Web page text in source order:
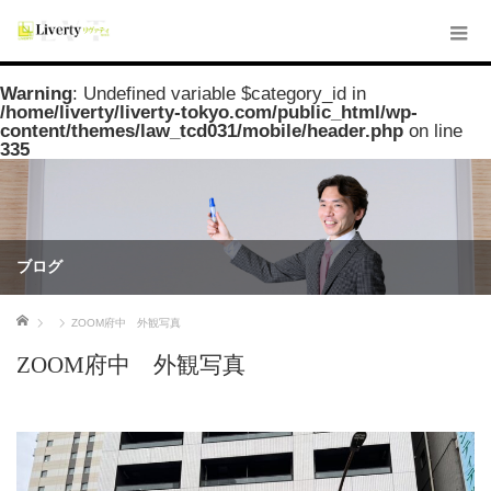
Warning: Undefined variable $category_id in
/home/liverty/liverty-tokyo.com/public_html/wp-
content/themes/law_tcd031/mobile/header.php on line
335
ブログ
ホーム ZOOM府中 外観写真
ZOOM府中 外観写真